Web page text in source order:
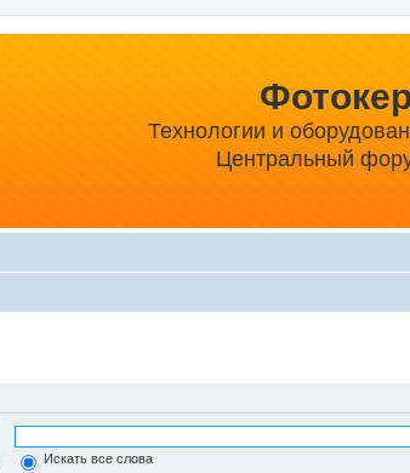
Технологии и
Центральный
Искать все слова